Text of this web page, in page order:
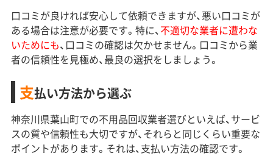
口コミが良ければ安心して依頼できますが、悪い口コミが
ある場合は注意が必要です。特に、不適切な業者に遭わな
いためにも、口コミの確認は欠かせません。口コミから業
者の信頼性を見極め、最良の選択をしましょう。
支払い方法から選ぶ
神奈川県葉山町での不用品回収業者選びといえば、サービ
スの質や信頼性も大切ですが、それらと同じくらい重要な
ポイントがあります。それは、支払い方法の確認です。